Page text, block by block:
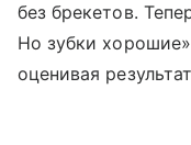
без брекетов.
Но зубки
оценивая